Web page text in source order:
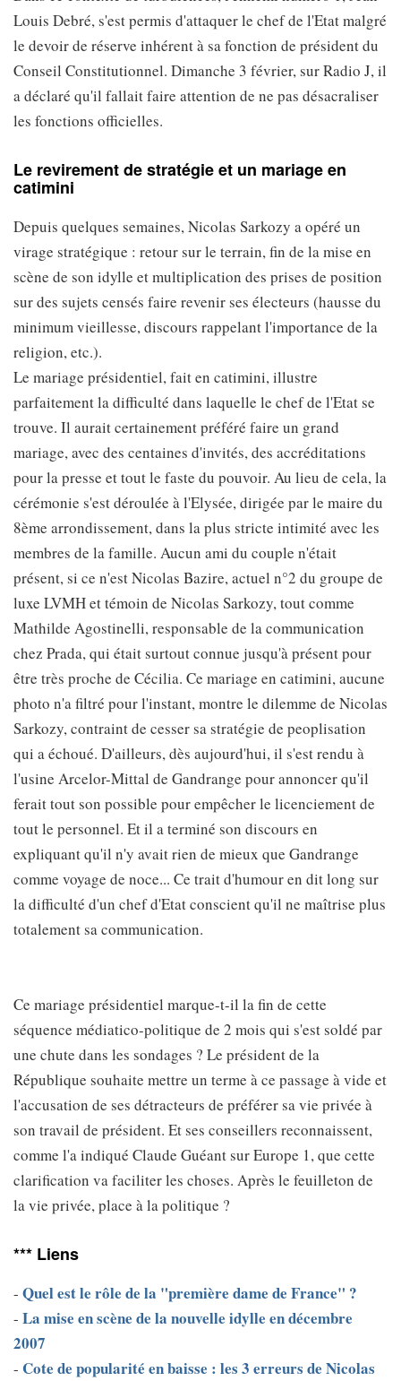
Louis Debré, s'est permis d'attaquer le chef de l'Etat malgré
le devoir de réserve inhérent à sa fonction de président du
Conseil Constitutionnel. Dimanche 3 février, sur Radio J, il
a déclaré qu'il fallait faire attention de ne pas désacraliser
les fonctions officielles.
Le revirement de stratégie et un mariage en
catimini
Depuis quelques semaines, Nicolas Sarkozy a opéré un
virage stratégique : retour sur le terrain, fin de la mise en
scène de son idylle et multiplication des prises de position
sur des sujets censés faire revenir ses électeurs (hausse du
minimum vieillesse, discours rappelant l'importance de la
religion, etc.).
Le mariage présidentiel, fait en catimini, illustre
parfaitement la difficulté dans laquelle le chef de l'Etat se
trouve. Il aurait certainement préféré faire un grand
mariage, avec des centaines d'invités, des accréditations
pour la presse et tout le faste du pouvoir. Au lieu de cela, la
cérémonie s'est déroulée à l'Elysée, dirigée par le maire du
8ème arrondissement, dans la plus stricte intimité avec les
membres de la famille. Aucun ami du couple n'était
présent, si ce n'est Nicolas Bazire, actuel n°2 du groupe de
luxe LVMH et témoin de Nicolas Sarkozy, tout comme
Mathilde Agostinelli, responsable de la communication
chez Prada, qui était surtout connue jusqu'à présent pour
être très proche de Cécilia. Ce mariage en catimini, aucune
photo n'a filtré pour l'instant, montre le dilemme de Nicolas
Sarkozy, contraint de cesser sa stratégie de peoplisation
qui a échoué. D'ailleurs, dès aujourd'hui, il s'est rendu à
l'usine Arcelor-Mittal de Gandrange pour annoncer qu'il
ferait tout son possible pour empêcher le licenciement de
tout le personnel. Et il a terminé son discours en
expliquant qu'il n'y avait rien de mieux que Gandrange
comme voyage de noce... Ce trait d'humour en dit long sur
la difficulté d'un chef d'Etat conscient qu'il ne maîtrise plus
totalement sa communication.
Ce mariage présidentiel marque-t-il la fin de cette
séquence médiatico-politique de 2 mois qui s'est soldé par
une chute dans les sondages ? Le président de la
République souhaite mettre un terme à ce passage à vide et
l'accusation de ses détracteurs de préférer sa vie privée à
son travail de président. Et ses conseillers reconnaissent,
comme l'a indiqué Claude Guéant sur Europe 1, que cette
clarification va faciliter les choses. Après le feuilleton de
la vie privée, place à la politique ?
*** Liens
- Quel est le rôle de la "première dame de France" ?
- La mise en scène de la nouvelle idylle en décembre
2007
- Cote de popularité en baisse : les 3 erreurs de Nicolas